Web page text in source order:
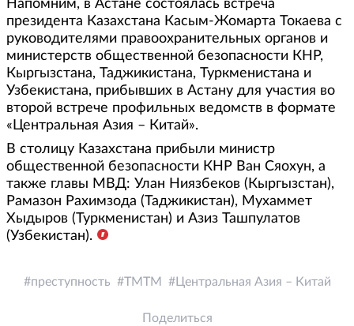
Напомним, в Астане состоялась встреча
президента Казахстана Касым-Жомарта Токаева с
руководителями правоохранительных органов и
министерств общественной безопасности КНР,
Кыргызстана, Таджикистана, Туркменистана и
Узбекистана, прибывших в Астану для участия во
второй встрече профильных ведомств в формате
«Центральная Азия – Китай».
В столицу Казахстана прибыли министр
общественной безопасности КНР Ван Сяохун, а
также главы МВД: Улан Ниязбеков (Кыргызстан),
Рамазон Рахимзода (Таджикистан), Мухаммет
Хыдыров (Туркменистан) и Азиз Ташпулатов
(Узбекистан).
преступность ТМТМ Центральная Азия – Китай
Поделиться